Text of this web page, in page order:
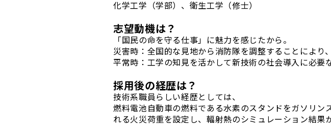
化学工学（学部）、衛生工学（修士）
志望動機は？
「国民の命を守る仕事」に魅力を感じたから。
災害時：全国的な見地から消防隊を調整することにより
平常時：工学の知見を活かして新技術の社会導入に必要
採用後の経歴は？
技術系職員らしい経歴としては、
燃料電池自動車の燃料である水素のスタンドをガソリ
れる火災荷重を設定し、輻射熱のシミュレーション結果